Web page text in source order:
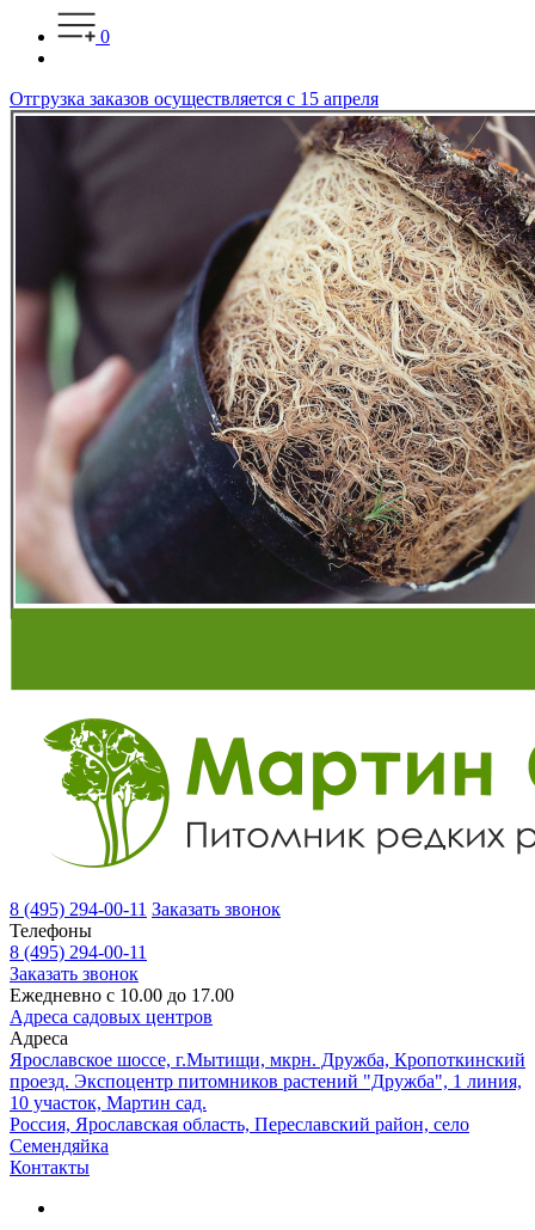
0
Отгрузка заказов осуществляется с 15 апреля
8 (495) 294-00-11 Заказать звонок
Телефоны
8 (495) 294-00-11
Заказать звонок
Ежедневно с 10.00 до 17.00
Адреса садовых центров
Адреса
Ярославское шоссе, г.Мытищи, мкрн. Дружба, Кропоткинский
проезд. Экспоцентр питомников растений "Дружба", 1 линия,
10 участок, Мартин сад.
Россия, Ярославская область, Переславский район, село
Семендяйка
Контакты